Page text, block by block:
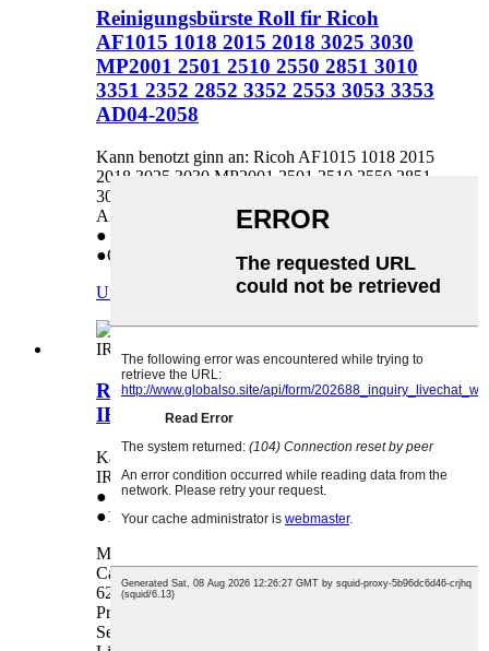
Reinigungsbürste Roll fir Ricoh
AF1015 1018 2015 2018 3025 3030
MP2001 2501 2510 2550 2851 3010
3351 2352 2852 3352 2553 3053 3353
AD04-2058
Kann benotzt ginn an: Ricoh AF1015 1018 2015
2018 3025 3030 MP2001 2501 2510 2550 2851
3010 3351 2352 2852 3352 2553 3053 3353
AD04-2058
● Direktverkaaf aus der Fabréck
●Original
Ufro
Reinigungsroll fir Canon IR-Adv6055
IR6065 IR6075 IR6255 6265 6275
Kann benotzt ginn an: Canon IR-Adv6055
IR6065 IR6075 IR6255 6265 6275
● Direktverkaaf aus der Fabréck
●1:1 Ersatz bei Qualitéitsproblemer
Mir liwweren héichqualitativ Botzrollen fir
Canon IR-Adv6055 IR6065 IR6075 IR6255
6265 6275. Honhai huet méi wéi 6000 Zorte vu
Produkter, de beschten ultimativen One-Stop-
Service. Mir hunn eng komplett Produktpalette,